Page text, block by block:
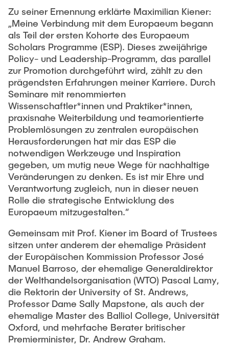
Georg Frederik Riemschneider
Marvin Ruppik
Jan-Joshua Schmitt
Bartosz Tegowski
Frederik Vollmer
Nico Weiß
Gastwissenschaftler
Dr. Jasmin Gabsteiger
Anand Dubey
Kevin Erkelenz
Johanna Gleichauf
Thomas Jaschke
Hui Lu
Prof. Dr.-Ing. Fabian Lurz
Lukas Reinhold
Stanislav Samis
Sebastian Schaffenroth
Anton Sieganschin
Zu seiner Ernennung erklärte Maximilian Kiener:
„Meine Verbindung mit dem Europaeum begann
als Teil der ersten Kohorte des Europaeum
Scholars Programme (ESP). Dieses zweijährige
Policy- und Leadership-Programm, das parallel
zur Promotion durchgeführt wird, zählt zu den
prägendsten Erfahrungen meiner Karriere. Durch
Seminare mit renommierten
Wissenschaftler*innen und Praktiker*innen,
praxisnahe Weiterbildung und teamorientierte
Problemlösungen zu zentralen europäischen
Herausforderungen hat mir das ESP die
notwendigen Werkzeuge und Inspiration
gegeben, um mutig neue Wege für nachhaltige
Veränderungen zu denken. Es ist mir Ehre und
Verantwortung zugleich, nun in dieser neuen
Rolle die strategische Entwicklung des
Europaeum mitzugestalten.“
Gemeinsam mit Prof. Kiener im Board of Trustees
sitzen unter anderem der ehemalige Präsident
der Europäischen Kommission Professor José
Manuel Barroso, der ehemalige Generaldirektor
der Welthandelsorganisation (WTO) Pascal Lamy,
die Rektorin der University of St. Andrews,
Professor Dame Sally Mapstone, als auch der
ehemalige Master des Balliol College, Universität
Oxford, und mehrfache Berater britischer
Premierminister, Dr. Andrew Graham.